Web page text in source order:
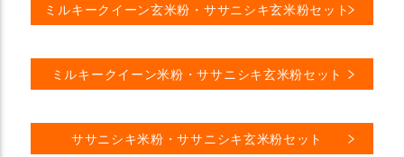
ミルキークイーン玄米粉・ササニシキ玄米粉セット
ミルキークイーン米粉・ササニシキ玄米粉セット
ササニシキ米粉・ササニシキ玄米粉セット